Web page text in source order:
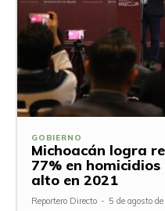
GOBIERNO
Michoacán logra
77% en
alto en 2021
Reportero Directo - 5 de agosto